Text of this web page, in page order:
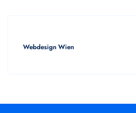
Webdesign Wien